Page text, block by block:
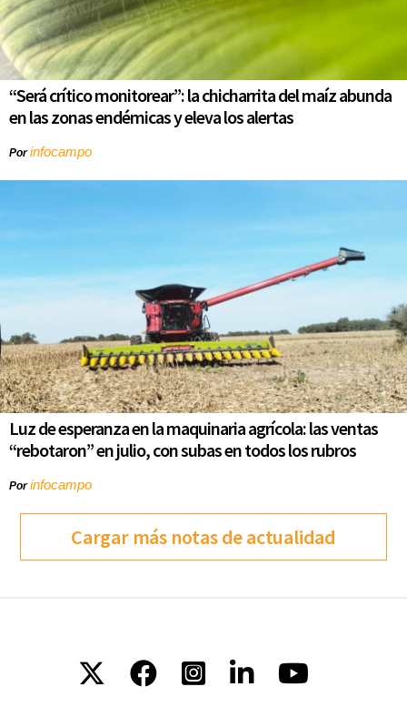
“Será crítico monitorear”: la chicharrita del maíz abunda
en las zonas endémicas y eleva los alertas
Porinfocampo
Luz de esperanza en la maquinaria agrícola: las ventas
“rebotaron” en julio, con subas en todos los rubros
Porinfocampo
Cargar más notas de actualidad